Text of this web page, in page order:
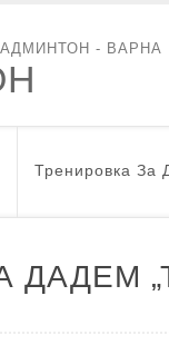
- ВАРНА
Тренировка За
ДАДЕМ